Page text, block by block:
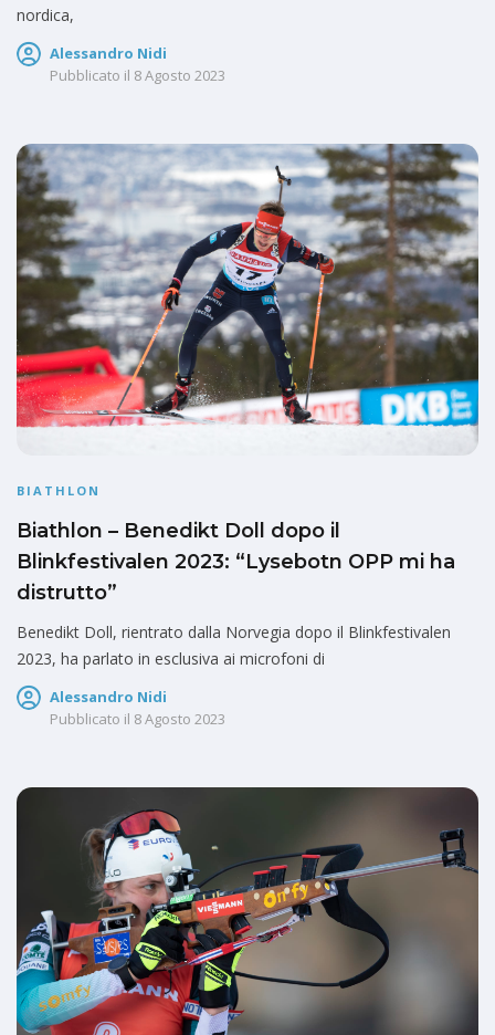
nordica,
Alessandro Nidi
Pubblicato il 8 Agosto 2023
BIATHLON
Biathlon – Benedikt Doll dopo il
Blinkfestivalen 2023: “Lysebotn OPP mi ha
distrutto”
Benedikt Doll, rientrato dalla Norvegia dopo il Blinkfestivalen
2023, ha parlato in esclusiva ai microfoni di
Alessandro Nidi
Pubblicato il 8 Agosto 2023